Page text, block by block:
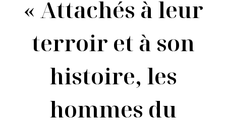
« Attachés à leur
terroir et à son
histoire, les
hommes du